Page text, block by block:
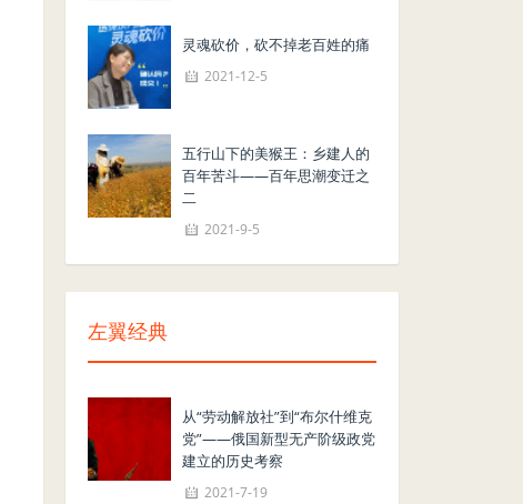
灵魂砍价，砍不掉老百姓的痛
2021-12-5
五行山下的美猴王：乡建人的
百年苦斗——百年思潮变迁之
二
2021-9-5
左翼经典
从“劳动解放社”到“布尔什维克
党”——俄国新型无产阶级政党
建立的历史考察
2021-7-19